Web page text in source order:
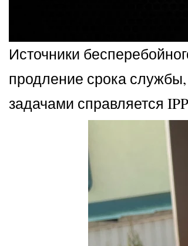
Источники
продление срока
задачами справляется